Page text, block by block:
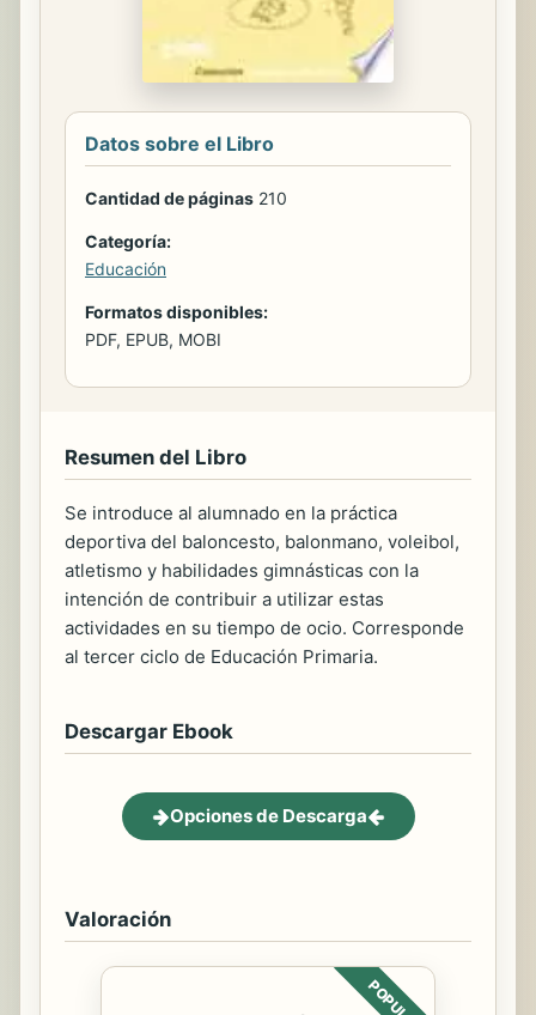
Datos sobre el Libro
Cantidad de páginas 210
Categoría:
Educación
Formatos disponibles:
PDF, EPUB, MOBI
Resumen del Libro
Se introduce al alumnado en la práctica
deportiva del baloncesto, balonmano, voleibol,
atletismo y habilidades gimnásticas con la
intención de contribuir a utilizar estas
actividades en su tiempo de ocio. Corresponde
al tercer ciclo de Educación Primaria.
Descargar Ebook
Opciones de Descarga
Valoración